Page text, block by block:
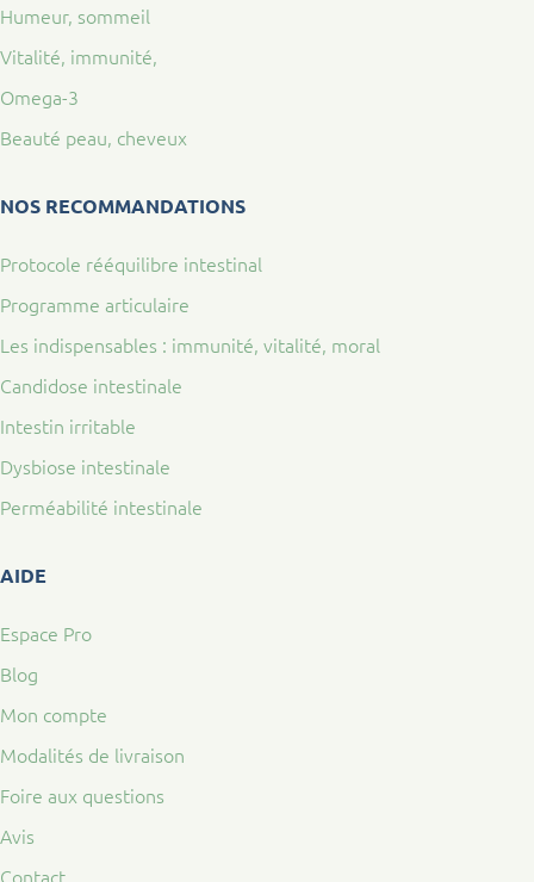
Humeur, sommeil
Vitalité, immunité,
Omega-3
Beauté peau, cheveux
NOS RECOMMANDATIONS
Protocole rééquilibre intestinal
Programme articulaire
Les indispensables : immunité, vitalité, moral
Candidose intestinale
Intestin irritable
Dysbiose intestinale
Perméabilité intestinale
AIDE
Espace Pro
Blog
Mon compte
Modalités de livraison
Foire aux questions
Avis
Contact